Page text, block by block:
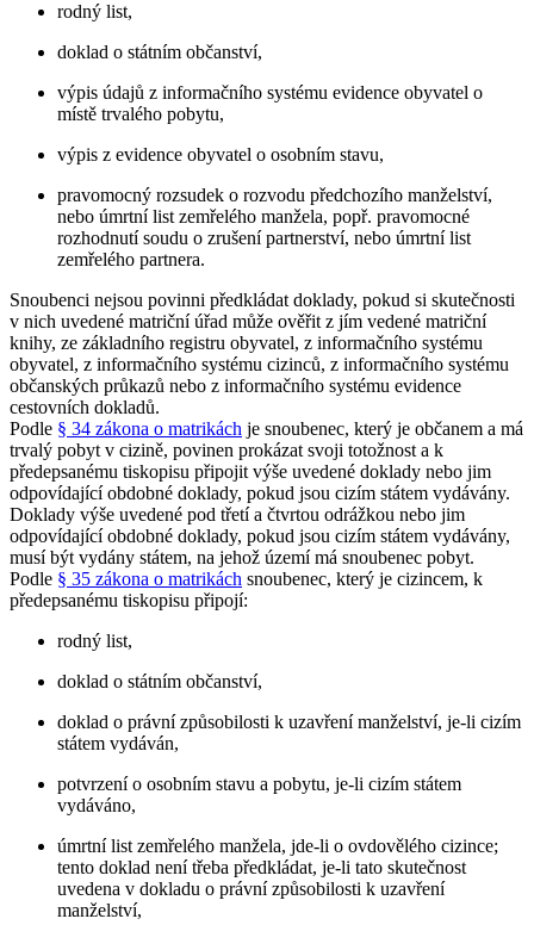
rodný list,
doklad o státním občanství,
výpis údajů z informačního systému evidence obyvatel o
místě trvalého pobytu,
výpis z evidence obyvatel o osobním stavu,
pravomocný rozsudek o rozvodu předchozího manželství,
nebo úmrtní list zemřelého manžela, popř. pravomocné
rozhodnutí soudu o zrušení partnerství, nebo úmrtní list
zemřelého partnera.
Snoubenci nejsou povinni předkládat doklady, pokud si skutečnosti
v nich uvedené matriční úřad může ověřit z jím vedené matriční
knihy, ze základního registru obyvatel, z informačního systému
obyvatel, z informačního systému cizinců, z informačního systému
občanských průkazů nebo z informačního systému evidence
cestovních dokladů.
Podle § 34 zákona o matrikách je snoubenec, který je občanem a má
trvalý pobyt v cizině, povinen prokázat svoji totožnost a k
předepsanému tiskopisu připojit výše uvedené doklady nebo jim
odpovídající obdobné doklady, pokud jsou cizím státem vydávány.
Doklady výše uvedené pod třetí a čtvrtou odrážkou nebo jim
odpovídající obdobné doklady, pokud jsou cizím státem vydávány,
musí být vydány státem, na jehož území má snoubenec pobyt.
Podle § 35 zákona o matrikách snoubenec, který je cizincem, k
předepsanému tiskopisu připojí:
rodný list,
doklad o státním občanství,
doklad o právní způsobilosti k uzavření manželství, je-li cizím
státem vydáván,
potvrzení o osobním stavu a pobytu, je-li cizím státem
vydáváno,
úmrtní list zemřelého manžela, jde-li o ovdovělého cizince;
tento doklad není třeba předkládat, je-li tato skutečnost
uvedena v dokladu o právní způsobilosti k uzavření
manželství,